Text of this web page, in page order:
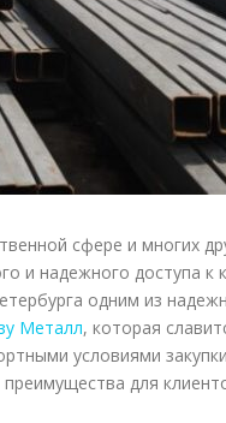
сфере и многих
и надежного доступа к
одним из
Металл, которая
условиями
для